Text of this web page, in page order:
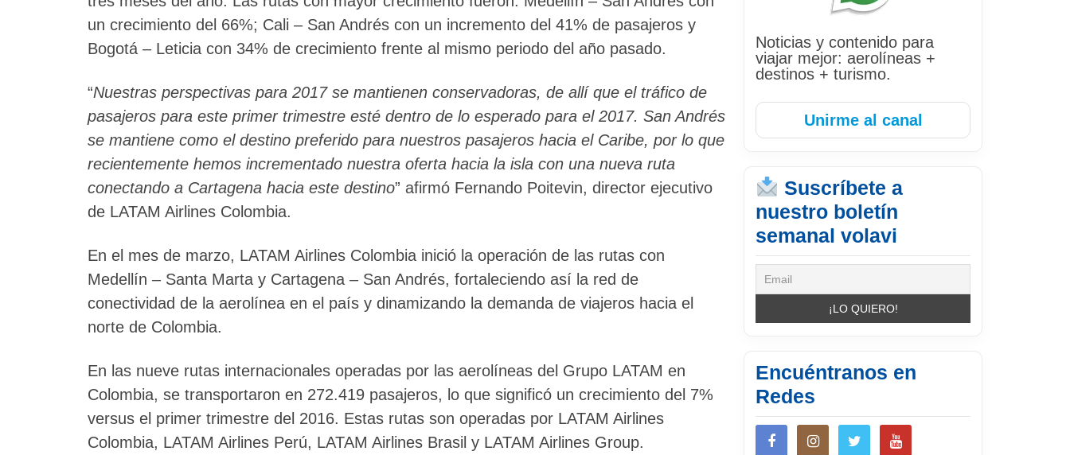
un crecimiento del 66%; Cali – San Andrés con un incremento del 41% de pasajeros y
Bogotá – Leticia con 34% de crecimiento frente al mismo periodo del año pasado.
“Nuestras perspectivas para 2017 se mantienen conservadoras, de allí que el tráfico de
pasajeros para este primer trimestre esté dentro de lo esperado para el 2017. San Andrés
se mantiene como el destino preferido para nuestros pasajeros hacia el Caribe, por lo que
recientemente hemos incrementado nuestra oferta hacia la isla con una nueva ruta
conectando a Cartagena hacia este destino” afirmó Fernando Poitevin, director ejecutivo
de LATAM Airlines Colombia.
En el mes de marzo, LATAM Airlines Colombia inició la operación de las rutas con
Medellín – Santa Marta y Cartagena – San Andrés, fortaleciendo así la red de
conectividad de la aerolínea en el país y dinamizando la demanda de viajeros hacia el
norte de Colombia.
En las nueve rutas internacionales operadas por las aerolíneas del Grupo LATAM en
Colombia, se transportaron en 272.419 pasajeros, lo que significó un crecimiento del 7%
versus el primer trimestre del 2016. Estas rutas son operadas por LATAM Airlines
Colombia, LATAM Airlines Perú, LATAM Airlines Brasil y LATAM Airlines Group.
Noticias y contenido para
viajar mejor: aerolíneas +
destinos + turismo.
Unirme al canal
Suscríbete a
nuestro boletín
semanal volavi
Encuéntranos en
Redes